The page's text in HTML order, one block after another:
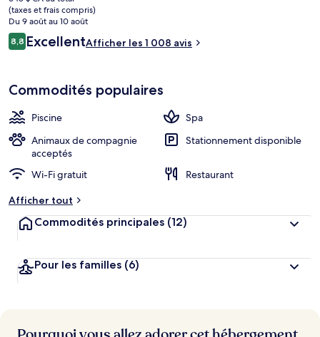
actuel
est
de 456 $ CA
(taxes et frais compris)
Du 9 août au 10 août
Avis
8,88,8 sur 10 –
ExcellentAfficher les 1 008 avis
Commodités populaires
Piscine
Spa
Animaux de compagnie
acceptés
Stationnement disponible
Wi-Fi gratuit
Restaurant
Afficher tout
Commodités principales (12)
Pour les familles (6)